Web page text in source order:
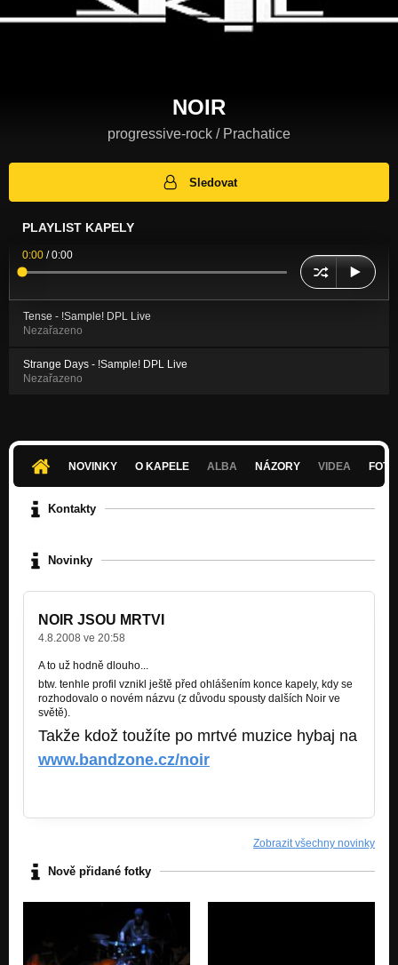
NOIR
progressive-rock / Prachatice
Sledovat
PLAYLIST KAPELY
0:00 /0:00
Tense - !Sample! DPL Live
Nezařazeno
Strange Days - !Sample! DPL Live
Nezařazeno
NOVINKY O KAPELE ALBA NÁZORY VIDEA
Kontakty
Novinky
NOIR JSOU MRTVI
4.8.2008 ve 20:58
A to už hodně dlouho...
btw. tenhle profil vznikl ještě před ohlášením konce kapely, kdy se
rozhodovalo o novém názvu (z důvodu spousty dalších Noir ve
světě).
Takže kdož toužíte po mrtvé muzice hybaj na
www.bandzone.cz/noir
Zobrazit všechny novinky
Nově přidané fotky